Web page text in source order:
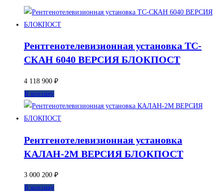
Рентгенотелевизионная установка ТС-
СКАН 6040 ВЕРСИЯ БЛОКПОСТ
4 118 900 ₽
В корзину
Рентгенотелевизионная установка
КАЛАН-2М ВЕРСИЯ БЛОКПОСТ
3 000 200 ₽
В корзину